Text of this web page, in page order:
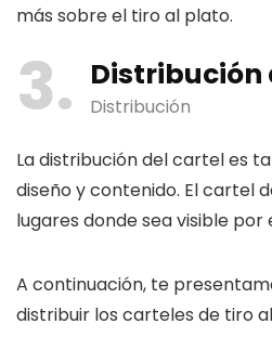
más sobre el tiro al plato.
3 Distribución
Distribución
La distribución del cartel es
diseño y contenido. El cartel
lugares donde sea visible por
A continuación, te
distribuir los carteles de tiro